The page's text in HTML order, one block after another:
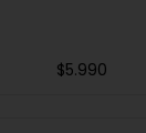
$5.990